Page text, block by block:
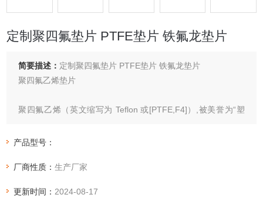
定制聚四氟垫片 PTFE垫片 铁氟龙垫片
简要描述： 定制聚四氟垫片 PTFE垫片 铁氟龙垫片
聚四氟乙烯垫片
聚四氟乙烯（英文缩写为 Teflon 或[PTFE,F4]）,被美誉为“塑
龙"、“特富隆"、“泰氟龙"等。
产品型号：
厂商性质：生产厂家
更新时间： 2024-08-17